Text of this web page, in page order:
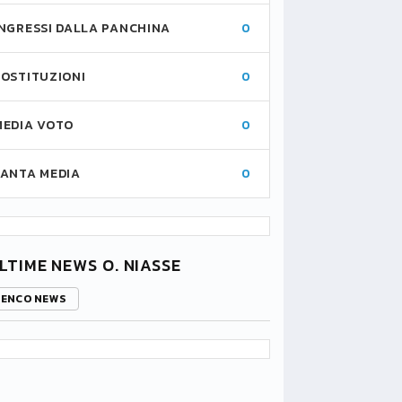
DALLA PANCHINA 0
0
VOTO 0
MEDIA 0
NEWS O. NIASSE
NEWS